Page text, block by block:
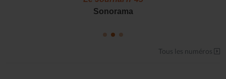
Sonorama
Tous les numéros